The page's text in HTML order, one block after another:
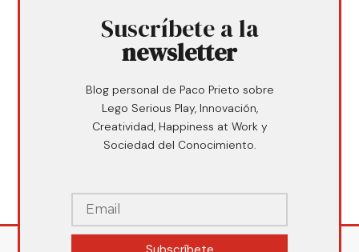
Suscríbete a la
newsletter
Blog personal de Paco Prieto sobre
Lego Serious Play, Innovación,
Creatividad, Happiness at Work y
Sociedad del Conocimiento.